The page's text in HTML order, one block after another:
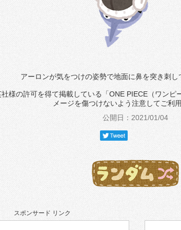
アーロンが気をつけの姿勢で地面に鼻を突き刺し
様の許可を得て掲載している「ONE PIECE（ワンピ
メージを傷つけないよう注意してご利
公開日：2021/01/04
スポンサード リンク